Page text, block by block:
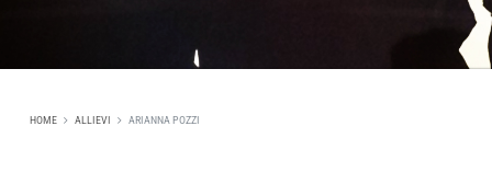
HOME ALLIEVI ARIANNA POZZI